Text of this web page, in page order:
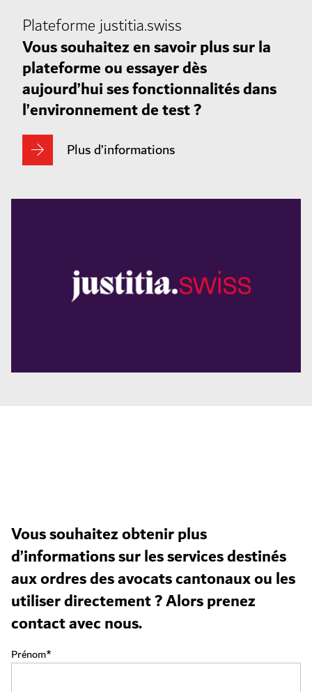
Plateforme justitia.swiss
Vous souhaitez en savoir plus sur la
plateforme ou essayer dès
aujourd’hui ses fonctionnalités dans
l’environnement de test ?
Plus d’informations
Vous souhaitez obtenir plus
d’informations sur les services destinés
aux ordres des avocats cantonaux ou les
utiliser directement ? Alors prenez
contact avec nous.
Prénom